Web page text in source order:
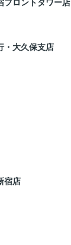
フロントタワー店
・大久保支店
宿店